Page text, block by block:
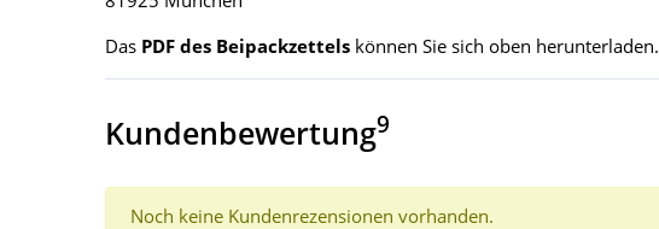
Das PDF des Beipackzettels können Sie sich oben herunterladen.
Kundenbewertung9
Noch keine Kundenrezensionen vorhanden.